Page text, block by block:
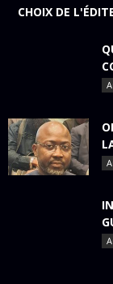
CHOIX DE